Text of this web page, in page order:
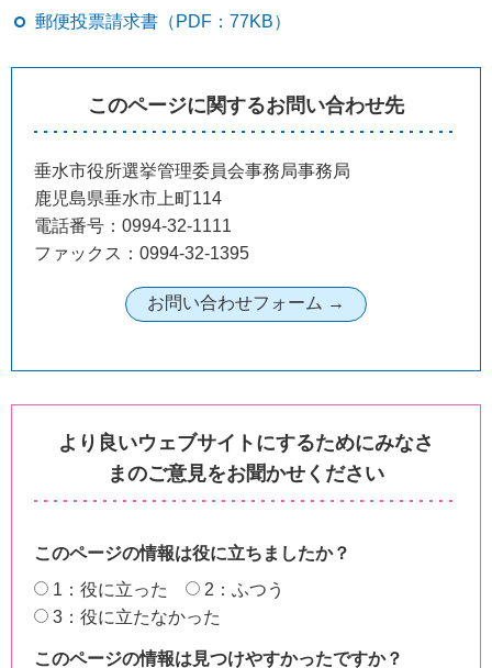
郵便投票請求書（PDF：77KB）
このページに関するお問い合わせ先
垂水市役所選挙管理委員会事務局事務局
鹿児島県垂水市上町114
電話番号：0994-32-1111
ファックス：0994-32-1395
より良いウェブサイトにするためにみなさ
まのご意見をお聞かせください
このページの情報は役に立ちましたか？
1：役に立った
2：ふつう
3：役に立たなかった
このページの情報は見つけやすかったですか？